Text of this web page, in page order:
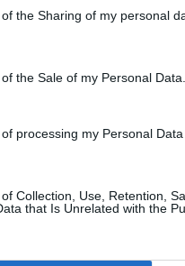
the Sharing of my personal
the Sale of my Personal Data.
processing my Personal
Collection, Use, Retention,
that Is Unrelated with the